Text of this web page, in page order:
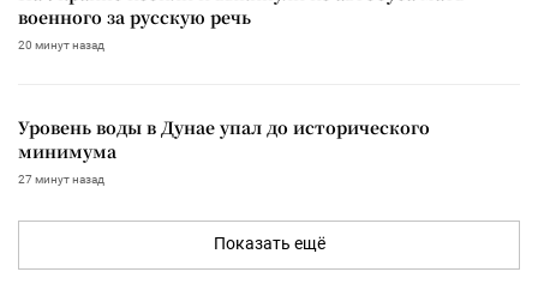
военного за русскую речь
20 минут назад
Уровень воды в Дунае упал до исторического
минимума
27 минут назад
Показать ещё